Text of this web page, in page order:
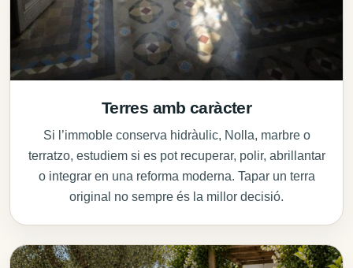
Terres amb caràcter
Si l’immoble conserva hidràulic, Nolla, marbre o
terratzo, estudiem si es pot recuperar, polir, abrillantar
o integrar en una reforma moderna. Tapar un terra
original no sempre és la millor decisió.